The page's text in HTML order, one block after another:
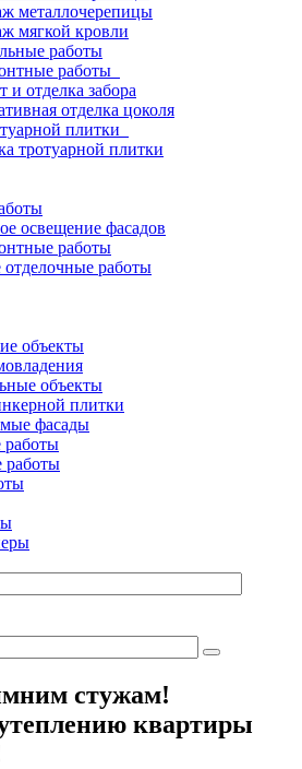
металлочерепицы
мягкой кровли
работы
работы
и отделка забора
отделка цоколя
плитки
тротуарной плитки
освещение фасадов
работы
работы
объекты
объекты
плитки
фасады
работы
работы
стужам!
квартиры